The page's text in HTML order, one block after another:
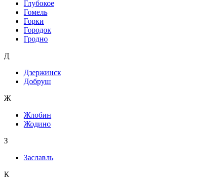
Глубокое
Гомель
Горки
Городок
Гродно
Д
Дзержинск
Добруш
Ж
Жлобин
Жодино
З
Заславль
К